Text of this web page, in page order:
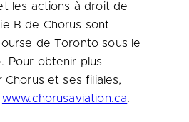
les actions à droit de
B de Chorus sont
deToronto sous le
Pour obtenir plus
Chorus et ses filiales,
www.chorusaviation.ca.